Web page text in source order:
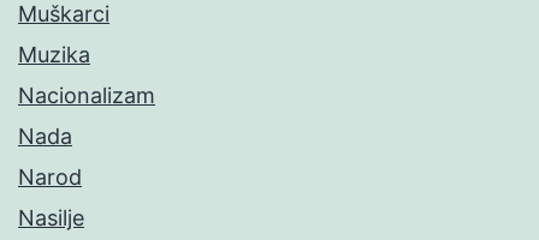
Muškarci
Muzika
Nacionalizam
Nada
Narod
Nasilje